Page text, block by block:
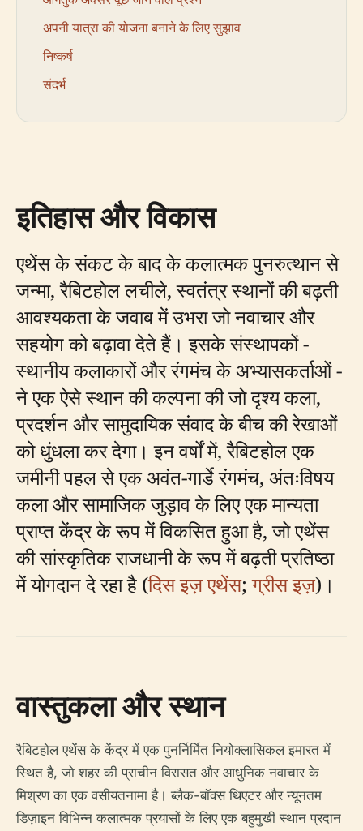
अपनी यात्रा की योजना बनाने के लिए सुझाव
निष्कर्ष
संदर्भ
इतिहास और विकास
एथेंस के संकट के बाद के कलात्मक पुनरुत्थान से
जन्मा, रैबिटहोल लचीले, स्वतंत्र स्थानों की बढ़ती
आवश्यकता के जवाब में उभरा जो नवाचार और
सहयोग को बढ़ावा देते हैं। इसके संस्थापकों -
स्थानीय कलाकारों और रंगमंच के अभ्यासकर्ताओं -
ने एक ऐसे स्थान की कल्पना की जो दृश्य कला,
प्रदर्शन और सामुदायिक संवाद के बीच की रेखाओं
को धुंधला कर देगा। इन वर्षों में, रैबिटहोल एक
जमीनी पहल से एक अवंत-गार्डे रंगमंच, अंतःविषय
कला और सामाजिक जुड़ाव के लिए एक मान्यता
प्राप्त केंद्र के रूप में विकसित हुआ है, जो एथेंस
की सांस्कृतिक राजधानी के रूप में बढ़ती प्रतिष्ठा
में योगदान दे रहा है (दिस इज़ एथेंस;ग्रीस इज़)।
वास्तुकला और स्थान
रैबिटहोल एथेंस के केंद्र में एक पुनर्निर्मित नियोक्लासिकल इमारत में
स्थित है, जो शहर की प्राचीन विरासत और आधुनिक नवाचार के
मिश्रण का एक वसीयतनामा है। ब्लैक-बॉक्स थिएटर और न्यूनतम
डिज़ाइन विभिन्न कलात्मक प्रयासों के लिए एक बहुमुखी स्थान प्रदान